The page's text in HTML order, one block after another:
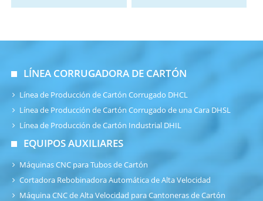
LÍNEA CORRUGADORA DE CARTÓN
Línea de Producción de Cartón Corrugado DHCL
Línea de Producción de Cartón Corrugado de una Cara DHSL
Línea de Producción de Cartón Industrial DHIL
EQUIPOS AUXILIARES
Máquinas CNC para Tubos de Cartón
Cortadora Rebobinadora Automática de Alta Velocidad
Máquina CNC de Alta Velocidad para Cantoneras de Cartón